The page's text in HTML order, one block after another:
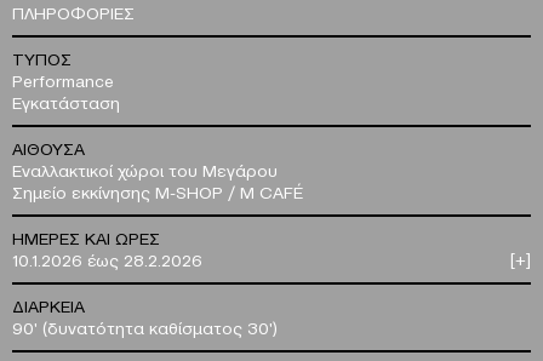
ΠΛΗΡΟΦΟΡΙΕΣ
ΤΥΠΟΣ
Performance
Εγκατάσταση
ΑΙΘΟΥΣΑ
Εναλλακτικοί χώροι του Μεγάρου
Σημείο εκκίνησης M-SHOP / M CAFÉ
ΗΜΕΡΕΣ ΚΑΙ ΩΡΕΣ
10.1.2026 έως 28.2.2026
[+]
ΔΙΑΡΚΕΙΑ
90' (δυνατότητα καθίσματος 30')